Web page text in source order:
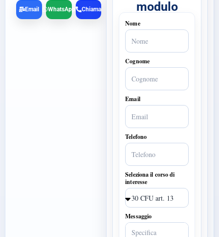
Chiama
Email WhatsApp
modulo
Nome
Cognome
Email
Telefono
Seleziona il corso di
interesse
Messaggio